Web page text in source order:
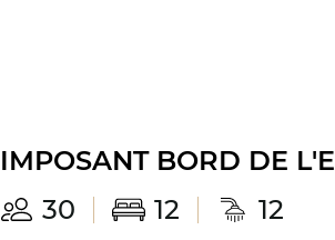
IMPOSANT BORD DE
30
12 12